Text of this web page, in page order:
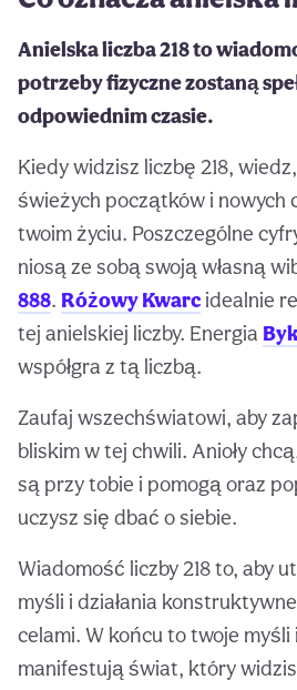
Anielska liczba 218 to
potrzeby fizyczne zostaną
odpowiednim czasie.
Kiedy widzisz liczbę 218,
świeżych początków i nowych
twoim życiu. Poszczególne
niosą ze sobą swoją własną
888. Różowy Kwarc idealnie
tej anielskiej liczby. Energia
współgra z tą liczbą.
Zaufaj wszechświatowi, aby
bliskim w tej chwili. Anioły
są przy tobie i pomogą oraz
uczysz się dbać o siebie.
Wiadomość liczby 218 to, aby
myśli i działania
celami. W końcu to twoje myśli
manifestują świat, który